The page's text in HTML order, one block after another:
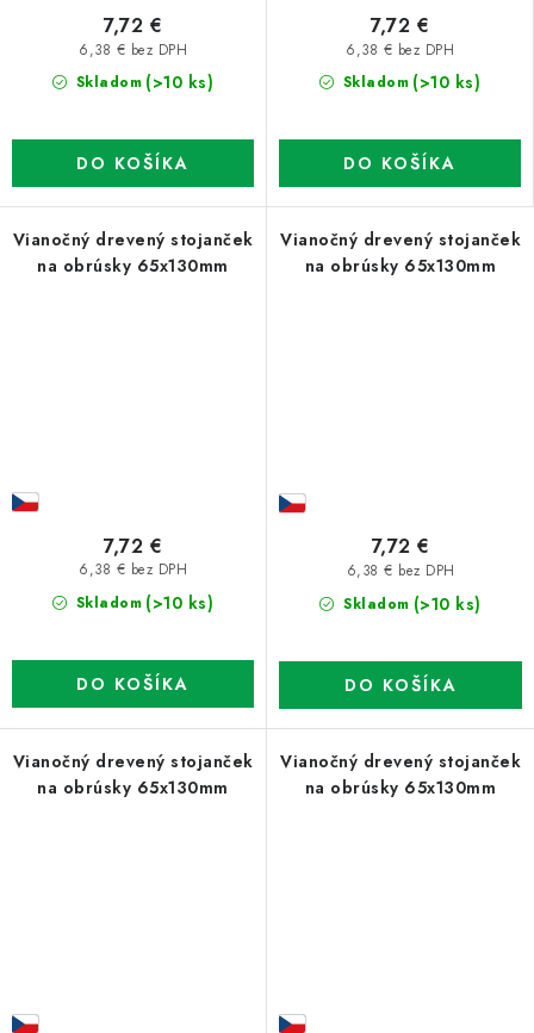
Skladom (>10 ks)
6,38 € bez DPH
7,72 €
DO KOŠÍKA
Skladom (>10 ks)
6,38 € bez DPH
7,72 €
DO KOŠÍKA
Vianočný drevený stojanček
na obrúsky 65x130mm
Skladom (>10 ks)
6,38 € bez DPH
7,72 €
DO KOŠÍKA
Vianočný drevený stojanček
na obrúsky 65x130mm
Skladom (>10 ks)
6,38 € bez DPH
7,72 €
DO KOŠÍKA
Vianočný drevený stojanček
na obrúsky 65x130mm
Vianočný drevený stojanček
na obrúsky 65x130mm